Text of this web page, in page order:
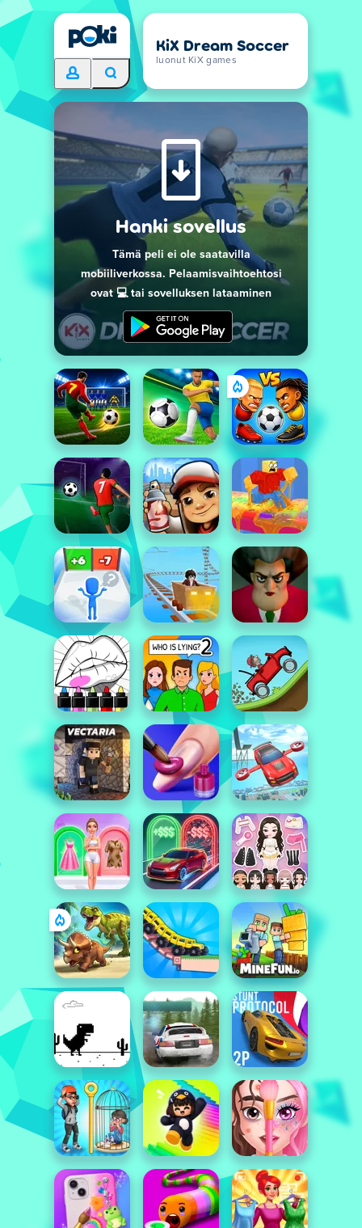
KiX Dream Soccer
luonut KiX games
Hanki sovellus
Tämä peli ei ole saatavilla
mobiiliverkossa. Pelaamisvaihtoehtosi
ovat 💻 tai sovelluksen lataaminen